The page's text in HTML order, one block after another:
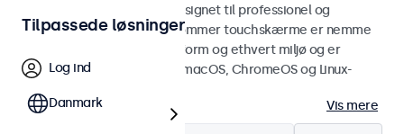
7 tommer touchskærme designet til professionel og
kontinuerlig brug. Disse 7-tommer touchskærme er nemme
at integrere i enhver brugsform og ethvert miljø og er
kompatible med Windows, macOS, ChromeOS og Linux-
Vis mere
Tilpassede løsninger
Log ind
Danmark